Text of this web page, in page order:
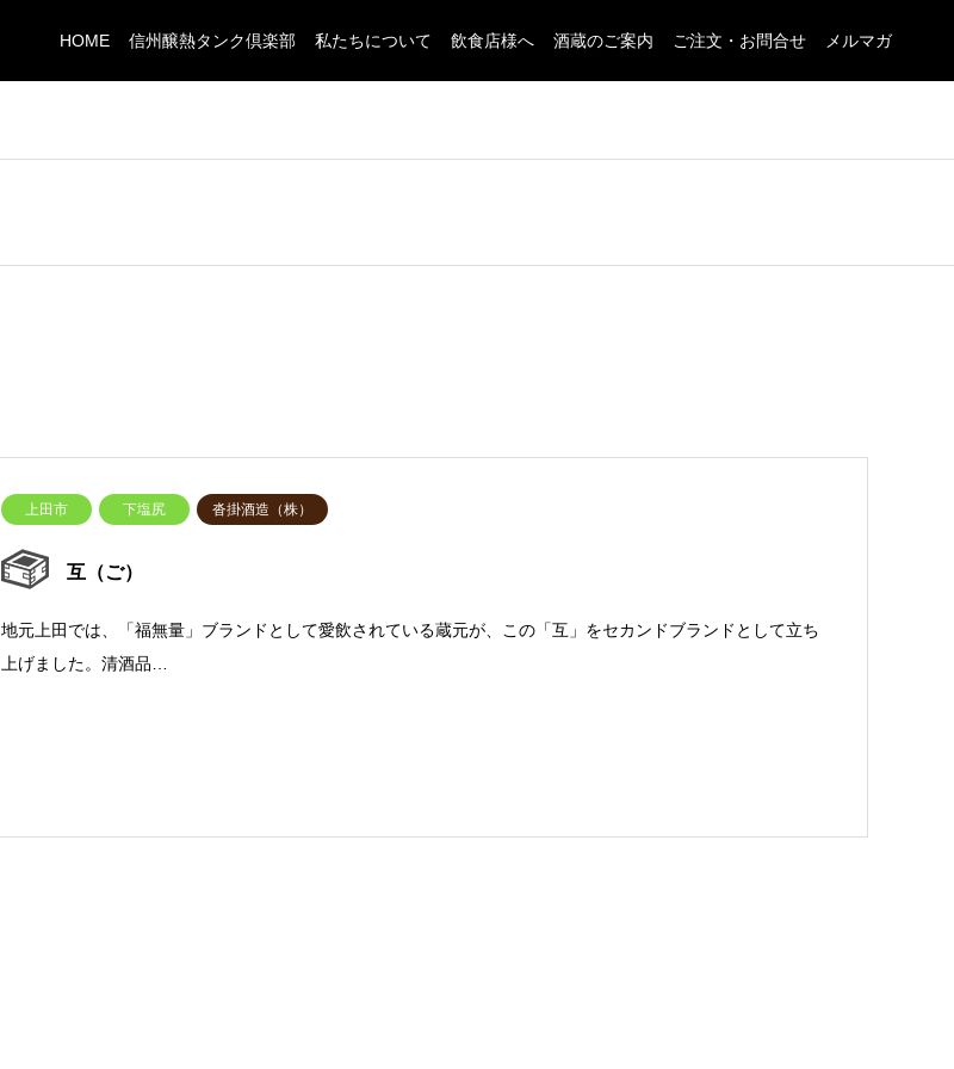
HOME 信州醸熱タンク倶楽部 私たちについて 飲食店様へ 酒蔵のご案内 ご注文・お問合せ メルマガ
上田市 下塩尻 沓掛酒造（株）
互（ご）
地元上田では、「福無量」ブランドとして愛飲されている蔵元が、この「互」をセカンドブランドとして立ち
上げました。清酒品…